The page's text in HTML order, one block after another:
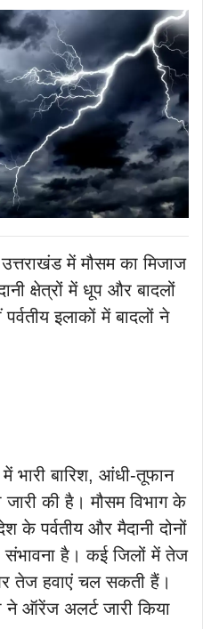
उत्तराखंड में मौसम का मिजाज
क्षेत्रों में धूप और बादलों
इलाकों में बादलों ने
भारी बारिश, आंधी-तूफान
की है। मौसम विभाग के
पर्वतीय और मैदानी दोनों
संभावना है। कई जिलों में तेज
तेज हवाएं चल सकती हैं।
ऑरेंज अलर्ट जारी किया